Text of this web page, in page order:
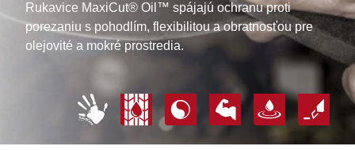
Rukavice MaxiCut® Oil™ spájajú ochranu proti
porezaniu s pohodlím, flexibilitou a obratnosťou pre
olejovité a mokré prostredia.